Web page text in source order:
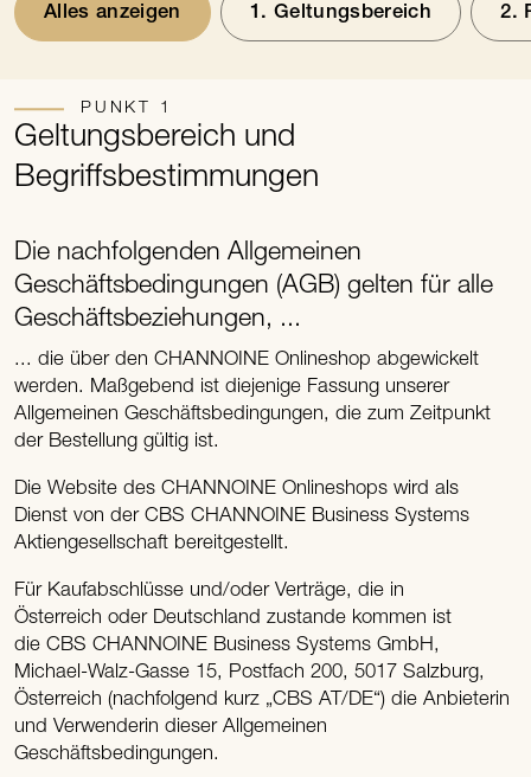
Alles anzeigen 1. Geltungsbereich 2.
PUNKT 1
Geltungsbereich und
Begriffsbestimmungen
Die nachfolgenden Allgemeinen
Geschäftsbedingungen (AGB) gelten für alle
Geschäftsbeziehungen, ...
... die über den CHANNOINE Onlineshop abgewickelt
werden. Maßgebend ist diejenige Fassung unserer
Allgemeinen Geschäftsbedingungen, die zum Zeitpunkt
der Bestellung gültig ist.
Die Website des CHANNOINE Onlineshops wird als
Dienst von der CBS CHANNOINE Business Systems
Aktiengesellschaft bereitgestellt.
Für Kaufabschlüsse und/oder Verträge, die in
Österreich oder Deutschland zustande kommen ist
die CBS CHANNOINE Business Systems GmbH,
Michael-Walz-Gasse 15, Postfach 200, 5017 Salzburg,
Österreich (nachfolgend kurz „CBS AT/DE“) die Anbieterin
und Verwenderin dieser Allgemeinen
Geschäftsbedingungen.